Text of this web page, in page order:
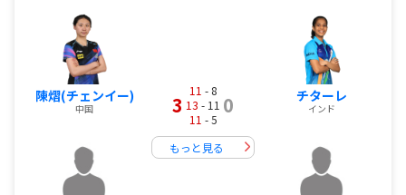
陳熠(チェンイー)
中国 3
11 - 8
13 - 11
11 - 5
0
もっと見る
チターレ
インド